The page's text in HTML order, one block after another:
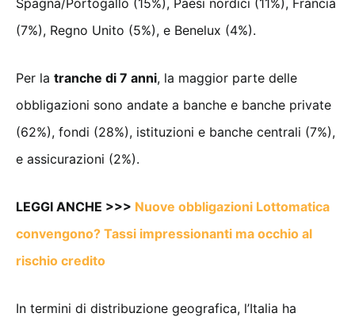
(7%), Regno Unito (5%), e Benelux (4%).
Per la tranche di 7 anni, la maggior parte delle
obbligazioni sono andate a banche e banche private
(62%), fondi (28%), istituzioni e banche centrali (7%),
e assicurazioni (2%).
LEGGI ANCHE >>> Nuove obbligazioni Lottomatica
convengono? Tassi impressionanti ma occhio al
rischio credito
In termini di distribuzione geografica, l’Italia ha